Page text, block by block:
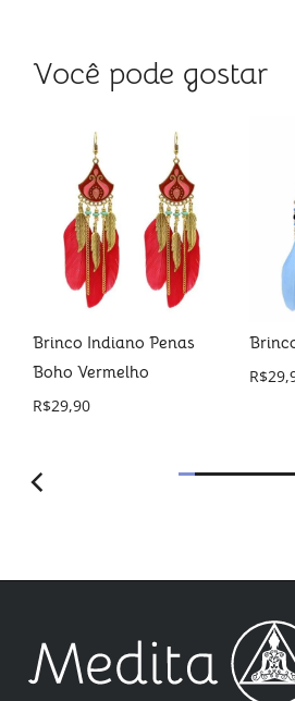
Você pode gostar
Brinco Indiano Penas
Boho Vermelho
R$29,90
R$